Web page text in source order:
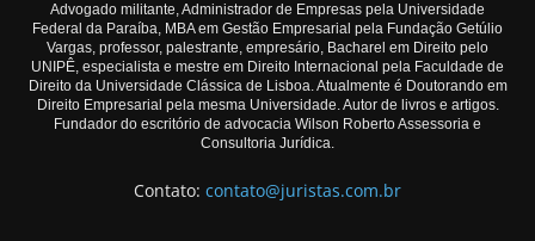
Advogado militante, Administrador de Empresas pela Universidade
Federal da Paraíba, MBA em Gestão Empresarial pela Fundação Getúlio
Vargas, professor, palestrante, empresário, Bacharel em Direito pelo
UNIPÊ, especialista e mestre em Direito Internacional pela Faculdade de
Direito da Universidade Clássica de Lisboa. Atualmente é Doutorando em
Direito Empresarial pela mesma Universidade. Autor de livros e artigos.
Fundador do escritório de advocacia Wilson Roberto Assessoria e
Consultoria Jurídica.
Contato: contato@juristas.com.br